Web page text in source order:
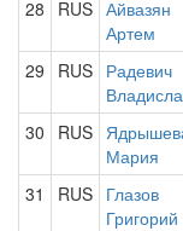
28 RUS Айвазян
Артем
29 RUS Радевич
30 RUS
Мария
31 RUS Глазов
Григорий